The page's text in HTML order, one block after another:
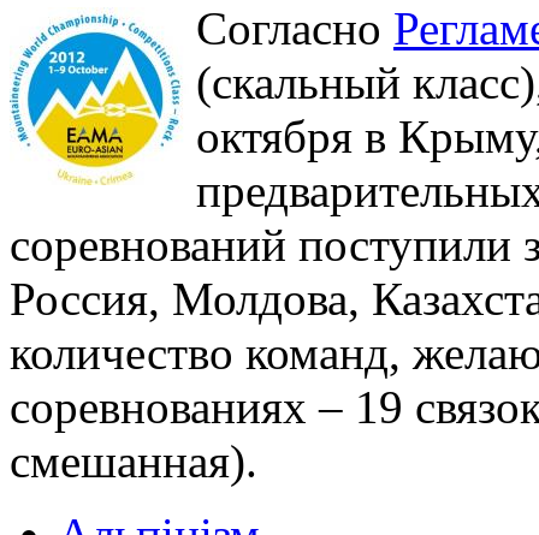
Согласно
(скальный
октября в
соревнований поступили
Россия, Молдова,
количество команд,
соревнованиях – 19
смешанная).